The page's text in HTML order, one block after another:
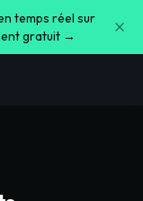
temps réel sur
gratuit →